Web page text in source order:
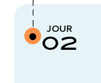
JOUR
02